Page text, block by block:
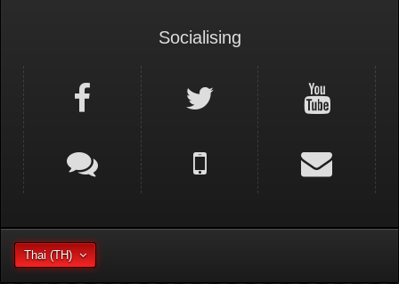
Socialising
Thai (TH)